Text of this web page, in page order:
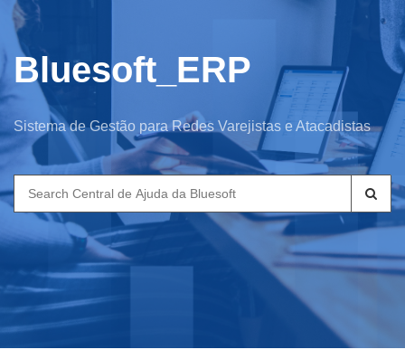
Bluesoft_ERP
Sistema de Gestão para Redes Varejistas e Atacadistas
Search
for: